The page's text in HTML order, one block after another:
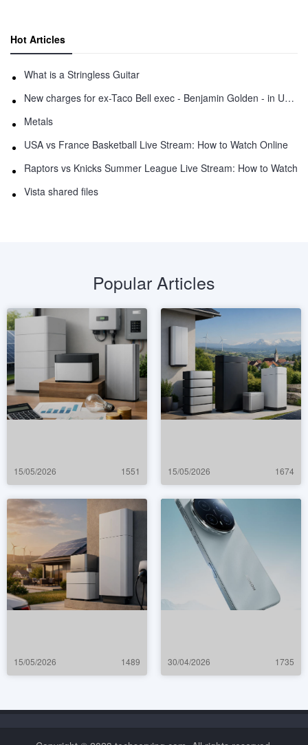
Hot Articles
What is a Stringless Guitar
New charges for ex-Taco Bell exec - Benjamin Golden - in Uber fracas
Metals
USA vs France Basketball Live Stream: How to Watch Online
Raptors vs Knicks Summer League Live Stream: How to Watch
Vista shared files
Popular Articles
15/05/2026 1551 15/05/2026 1674
15/05/2026 1489 30/04/2026 1735